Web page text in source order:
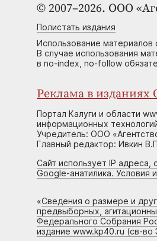
© 2007–2026. ООО
Полистать издания
Использование материалов
В случае использования
в no-index, no-follow
Реклама в изданиях
Портал Калуги и области
информационных
Учредитель: ООО
Главный редактор: Ивкин
Сайт использует IP
Google-анатилика. Условия
«Сведения о размере и
предвыборных,
Федерального Собрания
издание www.kp40.ru (св-